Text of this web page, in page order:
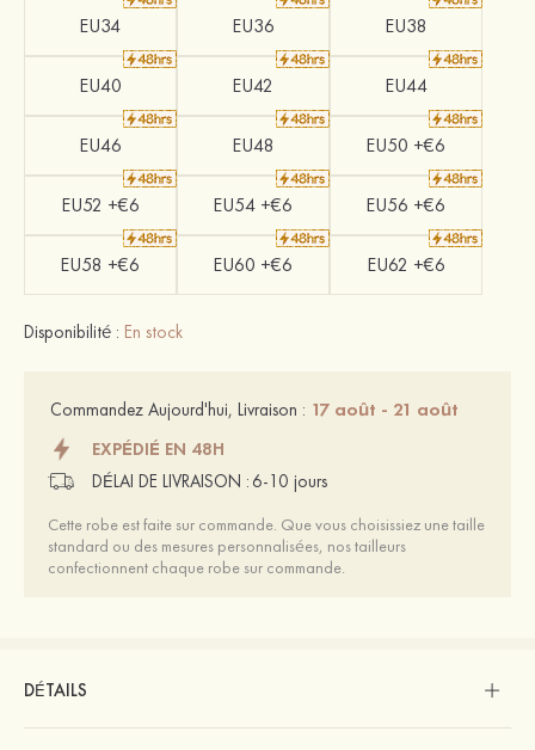
EU34 EU36 EU38
EU40 EU42 EU44
EU46 EU48 EU50 +€6
EU52 +€6 EU54 +€6 EU56 +€6
EU58 +€6 EU60 +€6 EU62 +€6
Disponibilité : En stock
Commandez Aujourd'hui, Livraison : 17 août - 21 août
EXPÉDIÉ EN 48H
DÉLAI DE LIVRAISON : 6-10 jours
Cette robe est faite sur commande. Que vous choisissiez une taille
standard ou des mesures personnalisées, nos tailleurs
confectionnent chaque robe sur commande.
DÉTAILS